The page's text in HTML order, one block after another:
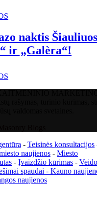
naktis
ir „Galèra“!
- Teisinės konsultacijos
naujienos - Miesto
- Įvaizdžio kūrimas -
spaudai - Kauno
naujienos